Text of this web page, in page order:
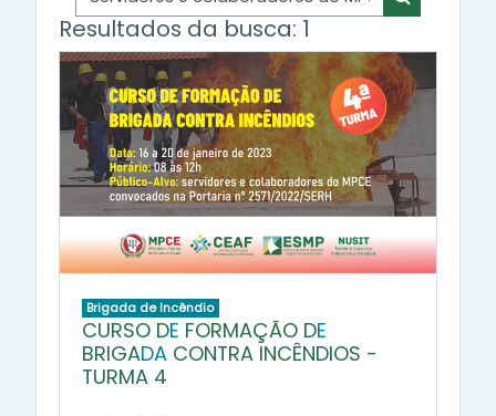
Buscar
Resultados da busca: 1
Brigada de Incêndio
CURSO DE FORMAÇÃO DE
BRIGADA CONTRA INCÊNDIOS -
TURMA 4